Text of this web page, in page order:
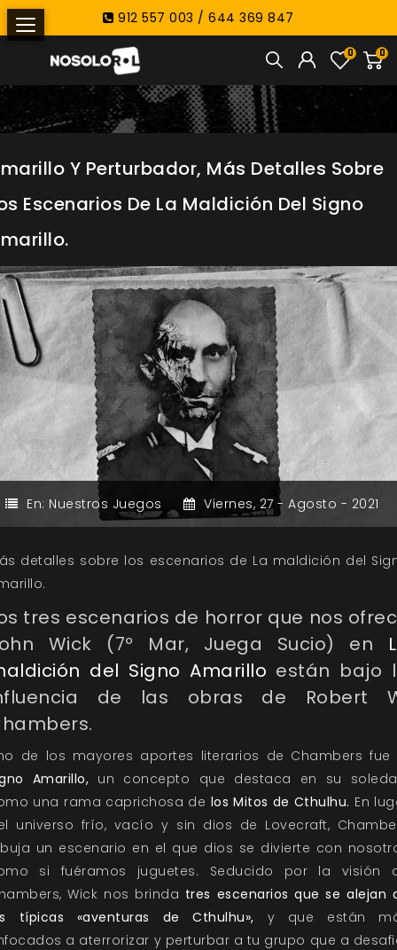
912 557 003 / 644 369 847
0
0
Y Perturbador, Más Detalles Sobre
Escenarios De La Maldición Del Signo
En: Nuestros Juegos Viernes, 27 -Agosto - 2021
detalles sobre los escenarios de La maldición del
tres escenarios de horror que nos
Wick (7º Mar, Juega Sucio) en
del Signo Amarillo están bajo
de las obras de Robert
de los mayores aportes literarios de Chambers fue
Amarillo, un concepto que destaca en su
una rama caprichosa de los Mitos de Cthulhu. En
universo frío, vacío y sin dios de Lovecraft,
un escenario en el que dios se divierte con
si fuéramos juguetes. Seducido por la visión
Wick nos brinda tres escenarios que se alejan
típicas «aventuras de Cthulhu», y que están
a aterrorizar y perturbar a tu grupo que a